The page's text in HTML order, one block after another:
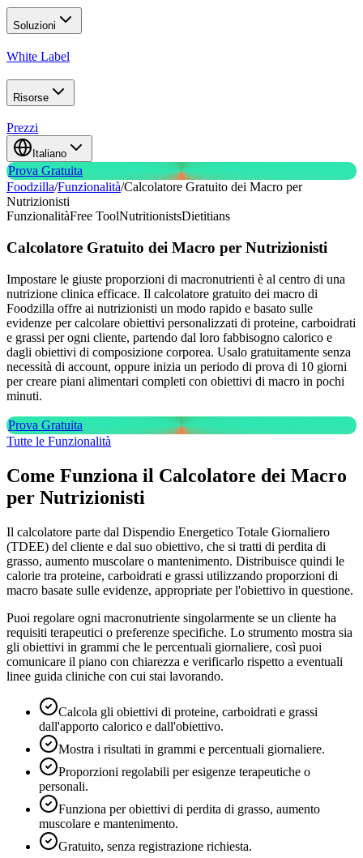
Soluzioni
White Label
Risorse
Prezzi
Italiano
Prova Gratuita
Foodzilla/Funzionalità/Calcolatore Gratuito dei Macro per
Nutrizionisti
FunzionalitàFree ToolNutritionistsDietitians
Calcolatore Gratuito dei Macro per Nutrizionisti
Impostare le giuste proporzioni di macronutrienti è al centro di una
nutrizione clinica efficace. Il calcolatore gratuito dei macro di
Foodzilla offre ai nutrizionisti un modo rapido e basato sulle
evidenze per calcolare obiettivi personalizzati di proteine, carboidrati
e grassi per ogni cliente, partendo dal loro fabbisogno calorico e
dagli obiettivi di composizione corporea. Usalo gratuitamente senza
necessità di account, oppure inizia un periodo di prova di 10 giorni
per creare piani alimentari completi con obiettivi di macro in pochi
minuti.
Prova Gratuita
Tutte le Funzionalità
Come Funziona il Calcolatore dei Macro
per Nutrizionisti
Il calcolatore parte dal Dispendio Energetico Totale Giornaliero
(TDEE) del cliente e dal suo obiettivo, che si tratti di perdita di
grasso, aumento muscolare o mantenimento. Distribuisce quindi le
calorie tra proteine, carboidrati e grassi utilizzando proporzioni di
macro basate sulle evidenze, appropriate per l'obiettivo in questione.
Puoi regolare ogni macronutriente singolarmente se un cliente ha
requisiti terapeutici o preferenze specifiche. Lo strumento mostra sia
gli obiettivi in grammi che le percentuali giornaliere, così puoi
comunicare il piano con chiarezza e verificarlo rispetto a eventuali
linee guida cliniche con cui stai lavorando.
Calcola gli obiettivi di proteine, carboidrati e grassi
dall'apporto calorico e dall'obiettivo.
Mostra i risultati in grammi e percentuali giornaliere.
Proporzioni regolabili per esigenze terapeutiche o
personali.
Funziona per obiettivi di perdita di grasso, aumento
muscolare e mantenimento.
Gratuito, senza registrazione richiesta.